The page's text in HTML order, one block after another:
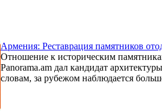
Армения: Реставрация памятников
Отношение к историческим
Panorama.am дал кандидат
словам, за рубежом наблюдается